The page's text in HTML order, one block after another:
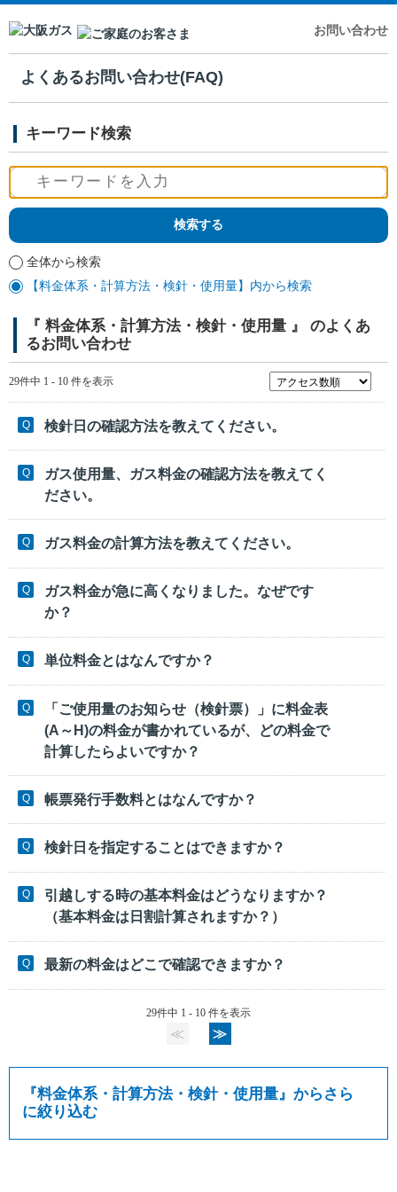
お問い合わせ
よくあるお問い合わせ(FAQ)
キーワード検索
全体から検索
【料金体系・計算方法・検針・使用量】内から検索
『 料金体系・計算方法・検針・使用量 』 のよくあ
るお問い合わせ
29件中 1 - 10 件を表示
検針日の確認方法を教えてください。
ガス使用量、ガス料金の確認方法を教えてく
ださい。
ガス料金の計算方法を教えてください。
ガス料金が急に高くなりました。なぜです
か？
単位料金とはなんですか？
「ご使用量のお知らせ（検針票）」に料金表
(A～H)の料金が書かれているが、どの料金で
計算したらよいですか？
帳票発行手数料とはなんですか？
検針日を指定することはできますか？
引越しする時の基本料金はどうなりますか？
（基本料金は日割計算されますか？）
最新の料金はどこで確認できますか？
29件中 1 - 10 件を表示
≪ ≫
『料金体系・計算方法・検針・使用量』からさら
に絞り込む